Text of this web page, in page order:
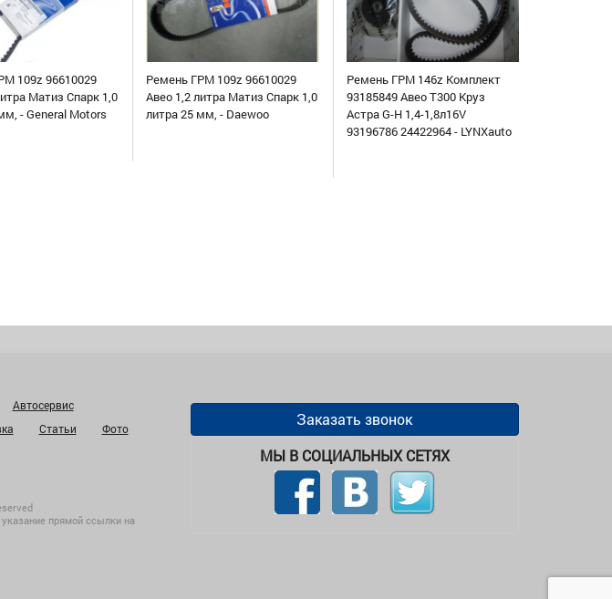
109z 96610029
Матиз Спарк 1,0
- General Motors
Ремень ГРМ 109z 96610029
Авео 1,2 литра Матиз Спарк 1,0
литра 25 мм, - Daewoo
Ремень ГРМ 146z Комплект
93185849 Авео Т300 Круз
Астра G-H 1,4-1,8л16V
93196786 24422964 - LYNXauto
Автосервис
Статьи
Фото
прямой ссылки на
Заказать звонок
МЫ В СОЦИАЛЬНЫХ СЕТЯХ